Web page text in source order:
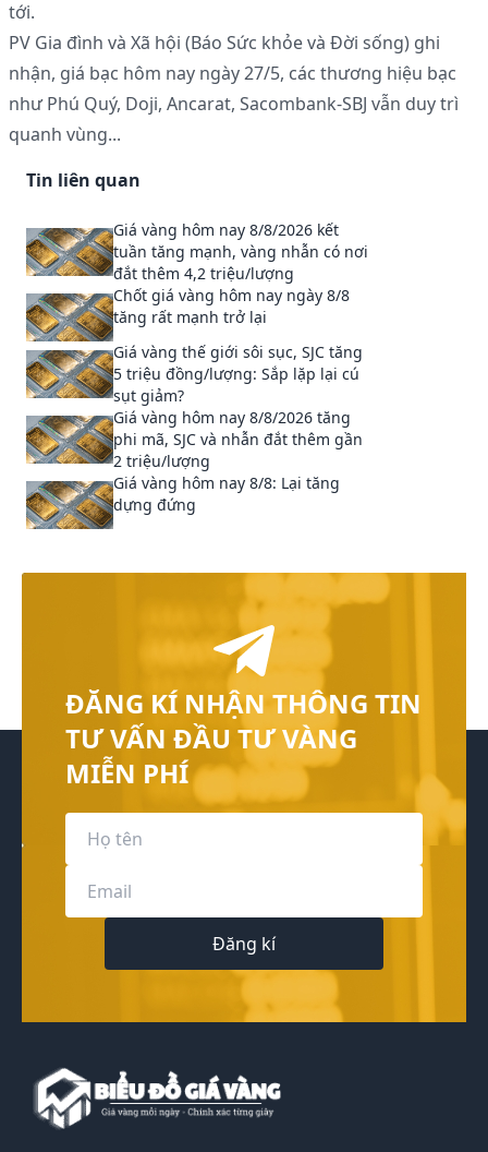
tới.
PV Gia đình và Xã hội (Báo Sức khỏe và Đời sống) ghi
nhận, giá bạc hôm nay ngày 27/5, các thương hiệu bạc
như Phú Quý, Doji, Ancarat, Sacombank-SBJ vẫn duy trì
quanh vùng...
Tin liên quan
Giá vàng hôm nay 8/8/2026 kết
tuần tăng mạnh, vàng nhẫn có nơi
đắt thêm 4,2 triệu/lượng
Chốt giá vàng hôm nay ngày 8/8
tăng rất mạnh trở lại
Giá vàng thế giới sôi sục, SJC tăng
5 triệu đồng/lượng: Sắp lặp lại cú
sụt giảm?
Giá vàng hôm nay 8/8/2026 tăng
phi mã, SJC và nhẫn đắt thêm gần
2 triệu/lượng
Giá vàng hôm nay 8/8: Lại tăng
dựng đứng
ĐĂNG KÍ NHẬN THÔNG TIN
TƯ VẤN ĐẦU TƯ VÀNG
MIỄN PHÍ
Đăng kí